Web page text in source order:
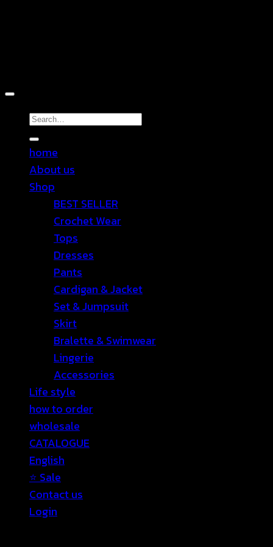
Search
for:
home
About us
Shop
BEST SELLER
Crochet Wear
Tops
Dresses
Pants
Cardigan & Jacket
Set & Jumpsuit
Skirt
Bralette & Swimwear
Lingerie
Accessories
Life style
how to order
wholesale
CATALOGUE
English
⭐ Sale
Contact us
Login